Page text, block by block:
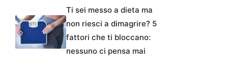
Ti sei messo a dieta ma
non riesci a dimagrire? 5
fattori che ti bloccano:
nessuno ci pensa mai